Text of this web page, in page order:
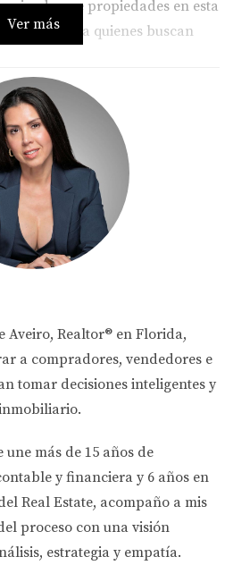
que propiedades en esta
segura para quienes buscan
zonas ni tipos de propiedades
Por eso es crucial analizar
qué factores afectan el
capital.
zonas para
con mejor rentabilidad en
clave como el precio
renta mensual estimada según
del inquilino predominante y
presentamos un
actualizados a principios de
precio-renta
promedio por unidad que
y $450,000 para
la renta mensual
cuota HOA es moderada ($350
Ver más
Aveiro, Realtor® en Florida,
a compradores, vendedores e
tomar decisiones inteligentes y
une más de 15 años de
y financiera y 6 años en
Real Estate, acompaño a mis
proceso con una visión
estrategia y empatía.